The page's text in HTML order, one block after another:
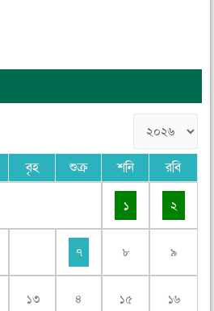
বৃহ শুক্র শনি রবি
১ ২
৭ ৮ ৯
১৩ ৪ ১৫ ১৬